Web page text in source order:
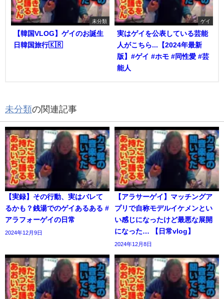
未分類
【韓国VLOG】ゲイのお誕生
日韓国旅行🇰🇷
ゲイ
実はゲイを公表している芸能
人がこちら...【2024年最新
版】#ゲイ #ホモ #同性愛 #芸
能人
未分類の関連記事
【実録】その行動、実はバレて
るかも？銭湯でのゲイあるある #
アラフォーゲイの日常
2024年12月9日
【アラサーゲイ】マッチングア
プリで自称モデルイケメンとい
い感じになったけど最悪な展開
になった… 【日常vlog】
2024年12月8日